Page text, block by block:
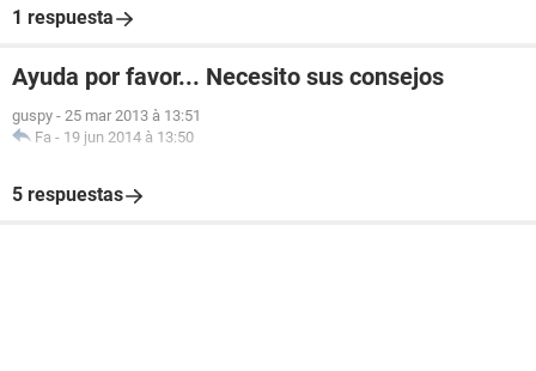
1 respuesta
Ayuda por favor... Necesito sus consejos
guspy - 25 mar 2013 à 13:51
Fa - 19 jun 2014 à 13:50
5 respuestas